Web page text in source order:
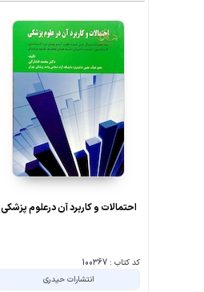
احتمالات و کاربرد آن درعلوم پزشکی
کد کتاب : 100367
انتشارات حیدری